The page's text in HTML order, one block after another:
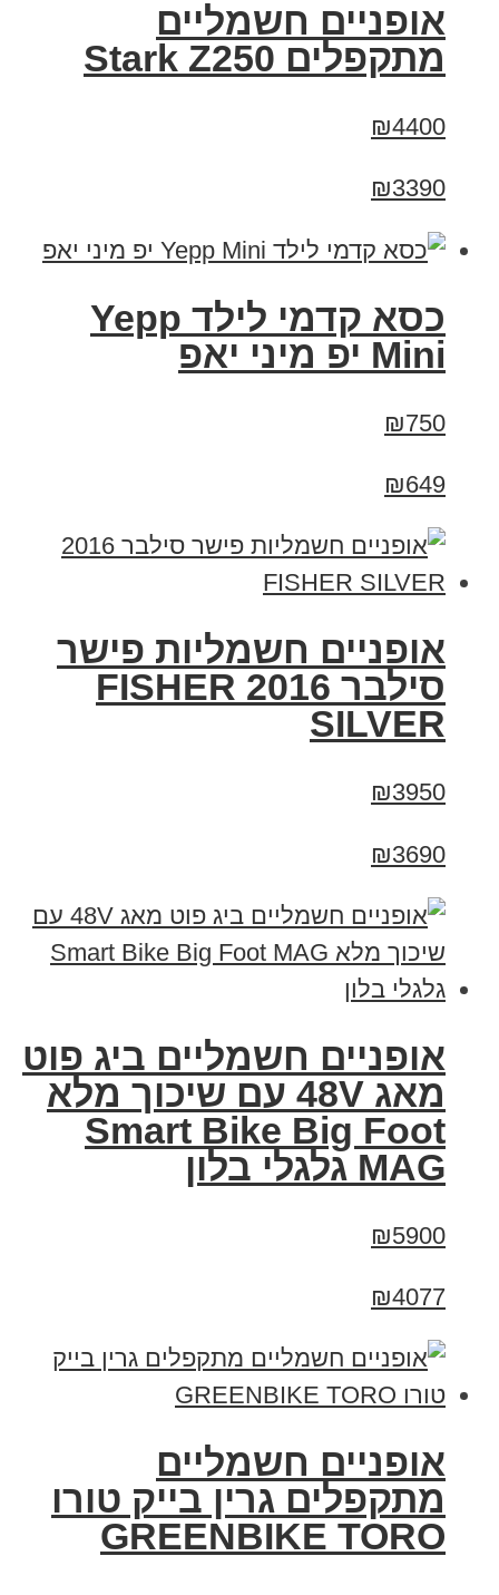
‏אופניים חשמליים
‏מתקפלים Stark Z250
₪4400
₪3390
כסא קדמי לילד Yepp
Mini יפ מיני יאפ
₪750
₪649
אופניים חשמליות פישר
סילבר 2016 FISHER
SILVER
₪3950
₪3690
אופניים חשמליים ביג פוט
מאג 48V עם שיכוך מלא
Smart Bike Big Foot
MAG גלגלי בלון
₪5900
₪4077
אופניים חשמליים
מתקפלים גרין בייק טורו
GREENBIKE TORO